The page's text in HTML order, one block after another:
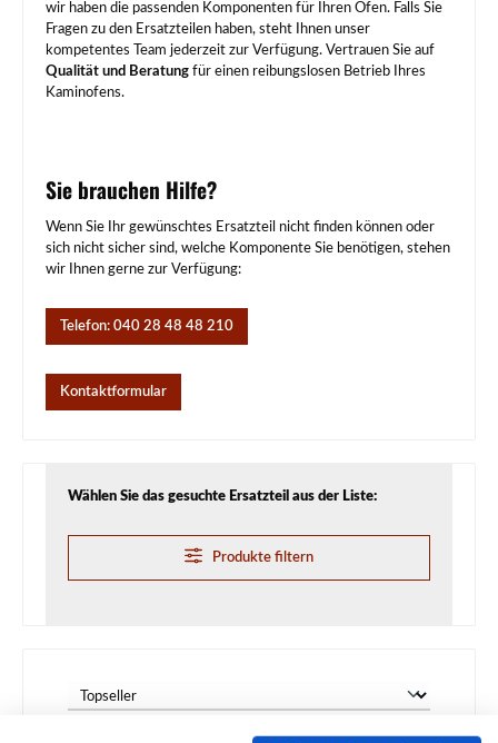
wir haben die passenden Komponenten für Ihren Ofen. Falls Sie
Fragen zu den Ersatzteilen haben, steht Ihnen unser
kompetentes Team jederzeit zur Verfügung. Vertrauen Sie auf
Qualität und Beratung für einen reibungslosen Betrieb Ihres
Kaminofens.
Sie brauchen Hilfe?
Wenn Sie Ihr gewünschtes Ersatzteil nicht finden können oder
sich nicht sicher sind, welche Komponente Sie benötigen, stehen
wir Ihnen gerne zur Verfügung:
Telefon: 040 28 48 48 210
Kontaktformular
Wählen Sie das gesuchte Ersatzteil aus der Liste:
Produkte filtern